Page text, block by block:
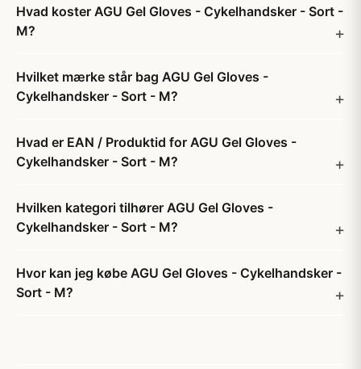
Hvad koster AGU Gel Gloves - Cykelhandsker - Sort -
M?
Hvilket mærke står bag AGU Gel Gloves -
Cykelhandsker - Sort - M?
Hvad er EAN / Produktid for AGU Gel Gloves -
Cykelhandsker - Sort - M?
Hvilken kategori tilhører AGU Gel Gloves -
Cykelhandsker - Sort - M?
Hvor kan jeg købe AGU Gel Gloves - Cykelhandsker -
Sort - M?